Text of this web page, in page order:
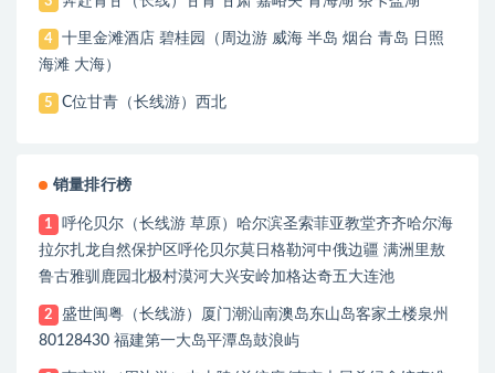
4
十里金滩酒店 碧桂园（周边游 威海 半岛 烟台 青岛 日照
海滩 大海）
5 C位甘青（长线游）西北
销量排行榜
1
呼伦贝尔（长线游 草原）哈尔滨圣索菲亚教堂齐齐哈尔海
拉尔扎龙自然保护区呼伦贝尔莫日格勒河中俄边疆 满洲里敖
鲁古雅驯鹿园北极村漠河大兴安岭加格达奇五大连池
2
盛世闽粤（长线游）厦门潮汕南澳岛东山岛客家土楼泉州
80128430 福建第一大岛平潭岛鼓浪屿